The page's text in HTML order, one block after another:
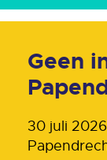
Geen
30 juli